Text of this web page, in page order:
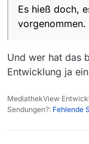
Es hieß doch,
vorgenommen.
Und wer hat das
Entwicklung ja
MediathekView
Sendungen?: Fehlende